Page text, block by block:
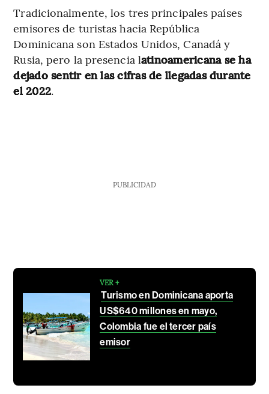
Tradicionalmente, los tres principales países
emisores de turistas hacia República
Dominicana son Estados Unidos, Canadá y
Rusia, pero la presencia latinoamericana se ha
dejado sentir en las cifras de llegadas durante
el 2022.
PUBLICIDAD
VER +
Turismo en Dominicana aporta
US$640 millones en mayo,
Colombia fue el tercer país
emisor